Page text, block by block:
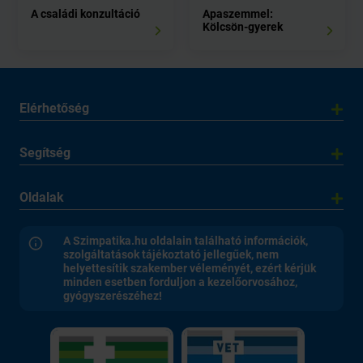
A családi konzultáció
Apaszemmel:
Kölcsön-gyerek
Elérhetőség
Segítség
Oldalak
A Szimpatika.hu oldalain található információk,
szolgáltatások tájékoztató jellegűek, nem
helyettesítik szakember véleményét, ezért kérjük
minden esetben forduljon a kezelőorvosához,
gyógyszerészéhez!